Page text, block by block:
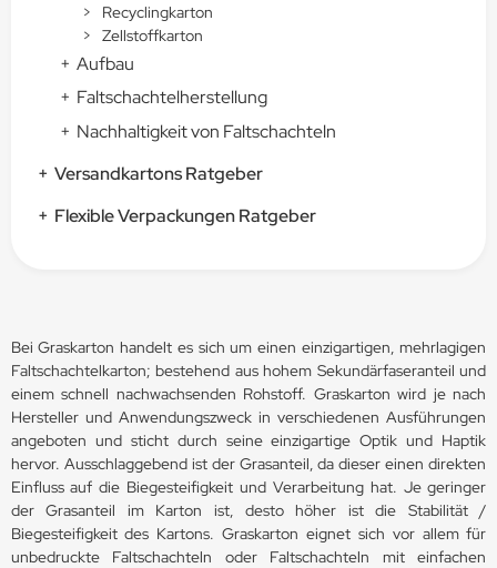
>
Recyclingkarton
>
Zellstoffkarton
+ Aufbau
+ Faltschachtelherstellung
+ Nachhaltigkeit von Faltschachteln
+ Versandkartons Ratgeber
+ Flexible Verpackungen Ratgeber
Bei Graskarton handelt es sich um einen einzigartigen, mehrlagigen
Faltschachtelkarton; bestehend aus hohem Sekundärfaseranteil und
einem schnell nachwachsenden Rohstoff. Graskarton wird je nach
Hersteller und Anwendungszweck in verschiedenen Ausführungen
angeboten und sticht durch seine einzigartige Optik und Haptik
hervor. Ausschlaggebend ist der Grasanteil, da dieser einen direkten
Einfluss auf die Biegesteifigkeit und Verarbeitung hat. Je geringer
der Grasanteil im Karton ist, desto höher ist die Stabilität /
Biegesteifigkeit des Kartons. Graskarton eignet sich vor allem für
unbedruckte Faltschachteln oder Faltschachteln mit einfachen